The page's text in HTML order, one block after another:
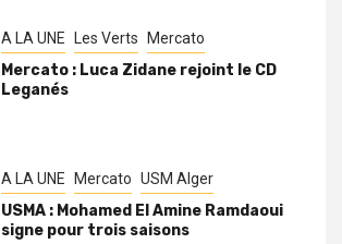
A LA UNE Les Verts Mercato
Mercato : Luca Zidane rejoint le CD
Leganés
A LA UNE Mercato USM Alger
USMA : Mohamed El Amine Ramdaoui
signe pour trois saisons